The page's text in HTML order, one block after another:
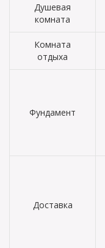
Душевая
комната
Комната
отдыха
Фундамент
Доставка